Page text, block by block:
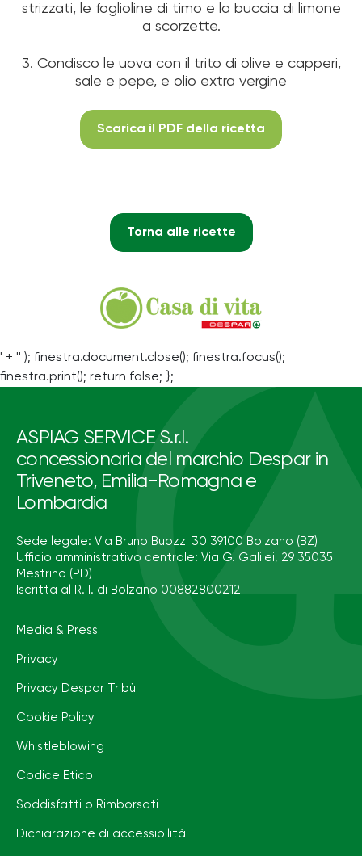
strizzati, le foglioline di timo e la buccia di limone
a scorzette.
3. Condisco le uova con il trito di olive e capperi,
sale e pepe, e olio extra vergine
Scarica il PDF della ricetta
Torna alle ricette
' + '' ); finestra.document.close(); finestra.focus();
finestra.print(); return false; };
ASPIAG SERVICE S.r.l.
concessionaria del marchio Despar in
Triveneto, Emilia-Romagna e
Lombardia
Sede legale: Via Bruno Buozzi 30 39100 Bolzano (BZ)
Ufficio amministrativo centrale: Via G. Galilei, 29 35035
Mestrino (PD)
Iscritta al R. I. di Bolzano 00882800212
Media & Press
Privacy
Privacy Despar Tribù
Cookie Policy
Whistleblowing
Codice Etico
Soddisfatti o Rimborsati
Dichiarazione di accessibilità